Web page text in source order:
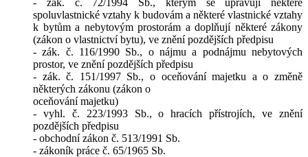
spoluvlastnické vztahy k budovám a některé vlastnické vztahy
k bytům a nebytovým prostorám a doplňují některé zákony
(zákon o vlastnictví bytu), ve znění pozdějších předpisu
- zák. č. 116/1990 Sb., o nájmu a podnájmu nebytových
prostor, ve znění pozdějších předpisu
- zák. č. 151/1997 Sb., o oceňování majetku a o změně
některých zákonu (zákon o
oceňování majetku)
- vyhl. č. 223/1993 Sb., o hracích přístrojích, ve znění
pozdějších předpisu
- obchodní zákon č. 513/1991 Sb.
- zákoník práce č. 65/1965 Sb.